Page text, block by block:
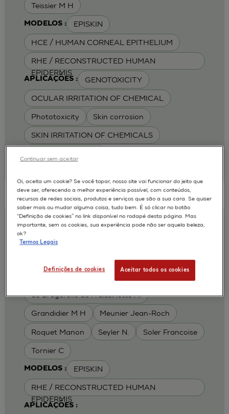
Teissier M H
MODELOS : EPISKIN
HCE / HUMAN CORNEAL EPITHELIUM
RHE / RECONSTRUCTED HUMAN
EPIDERMIS
APLICAÇÕES : GENOTOXICITY
OCULAR IRRITATION OF CHEMICAL
Phototoxicity Skin corrosion
SKIN IRRITATION OF CHEMICALS
de Brugerolle de Fraissinette A.
Grandidier M H Meunier Jean-Roch
Roquet Manon Seyler N. Soler Francoise
Tornier C
MODELOS : EPISKIN
RHE / RECONSTRUCTED HUMAN
EPIDERMIS
APLICAÇÕES :
An Evaluation of the EpiSkinTM and
SkinEthicTM RHE test methods for
predicting dermal toxicity using OECD
Oi, aceita um cookie? Se você topar, nosso site vai funcionar do jeito que
deve ser, oferecendo a melhor experiência possível, com conteúdos,
recursos de redes sociais, produtos e serviços que são a sua cara. Se quiser
saber mais ou mudar alguma coisa, tudo bem. É só clicar no botão
“Definição de cookies” no link disponível no rodapé desta página. Mas
importante, sem os cookies, sua experiência pode não ser aquela beleza,
ok?
Termos Legais
Definições de cookies Aceitar todos os cookies
Continuar sem aceitar